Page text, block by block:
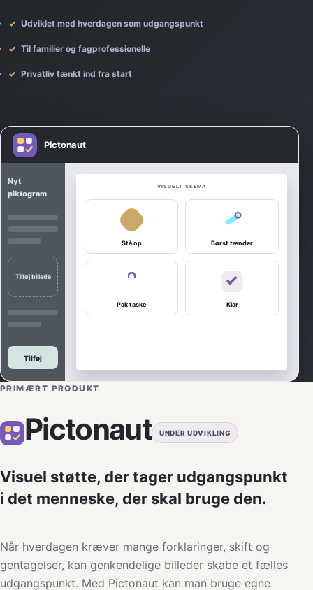
Udviklet med hverdagen som udgangspunkt
Til familier og fagprofessionelle
Privatliv tænkt ind fra start
Pictonaut
Nyt
piktogram
Tilføj billede
Tilføj
VISUELT SKEMA
Stå op Børst tænder
Pak taske Klar
PRIMÆRT PRODUKT
Pictonaut UNDER UDVIKLING
Visuel støtte, der tager udgangspunkt
i det menneske, der skal bruge den.
Når hverdagen kræver mange forklaringer, skift og
gentagelser, kan genkendelige billeder skabe et fælles
udgangspunkt. Med Pictonaut kan man bruge egne